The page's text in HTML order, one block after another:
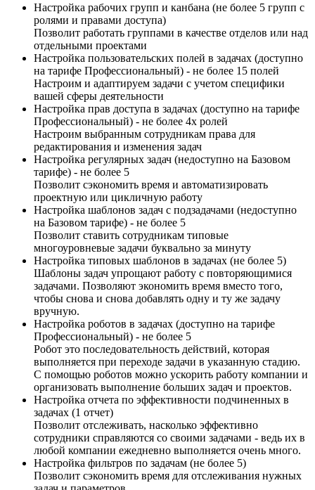
Настройка рабочих групп и канбана (не более 5 групп с
ролями и правами доступа)
Позволит работать группами в качестве отделов или над
отдельными проектами
Настройка пользовательских полей в задачах (доступно
на тарифе Профессиональный) - не более 15 полей
Настроим и адаптируем задачи с учетом специфики
вашей сферы деятельности
Настройка прав доступа в задачах (доступно на тарифе
Профессиональный) - не более 4х ролей
Настроим выбранным сотрудникам права для
редактирования и изменения задач
Настройка регулярных задач (недоступно на Базовом
тарифе) - не более 5
Позволит сэкономить время и автоматизировать
проектную или цикличную работу
Настройка шаблонов задач с подзадачами (недоступно
на Базовом тарифе) - не более 5
Позволит ставить сотрудникам типовые
многоуровневые задачи буквально за минуту
Настройка типовых шаблонов в задачах (не более 5)
Шаблоны задач упрощают работу с повторяющимися
задачами. Позволяют экономить время вместо того,
чтобы снова и снова добавлять одну и ту же задачу
вручную.
Настройка роботов в задачах (доступно на тарифе
Профессиональный) - не более 5
Робот это последовательность действий, которая
выполняется при переходе задачи в указанную стадию.
С помощью роботов можно ускорить работу компании и
организовать выполнение больших задач и проектов.
Настройка отчета по эффективности подчиненных в
задачах (1 отчет)
Позволит отслеживать, насколько эффективно
сотрудники справляются со своими задачами - ведь их в
любой компании ежедневно выполняется очень много.
Настройка фильтров по задачам (не более 5)
Позволит сэкономить время для отслеживания нужных